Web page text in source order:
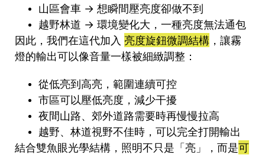
山區會車 → 想瞬間壓亮度卻做不到
越野林道 → 環境變化大，一種亮度無法通包
因此，我們在這代加入 亮度旋鈕微調結構 ，讓霧
燈的輸出可以像音量一樣被細緻調整：
從低亮到高亮，範圍連續可控
市區可以壓低亮度，減少干擾
夜間山路、郊外道路需要時再慢慢拉高
越野、林道視野不佳時，可以完全打開輸出
結合雙魚眼光學結構，照明不只是「亮」，而是可